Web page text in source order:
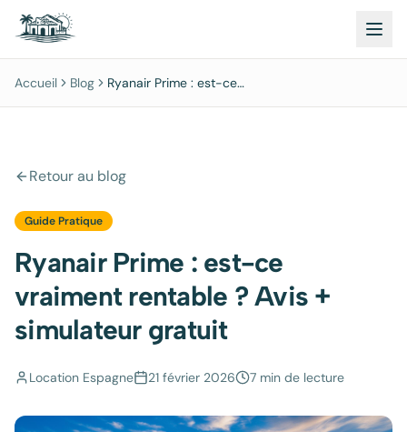
Accueil Blog
Ryanair Prime : est-ce
Retour au blog
Guide Pratique
Ryanair Prime : est-ce
vraiment rentable ? Avis +
simulateur gratuit
Location Espagne 21 février 2026 7 min de lecture